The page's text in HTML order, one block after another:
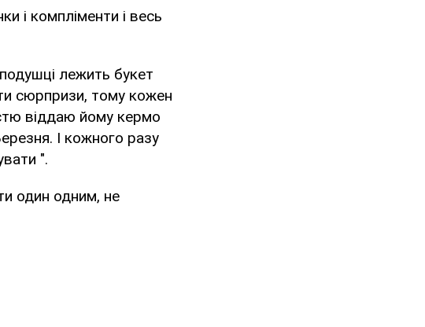
і компліменти і весь
лежить букет
сюрпризи, тому кожен
віддаю йому кермо
І кожного разу
".
один одним, не